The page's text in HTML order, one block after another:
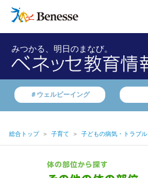
みつかる、明日のまなび。
＃ウェルビーイング
総合トップ ＞ 子育て ＞ 子どもの病気・トラブル